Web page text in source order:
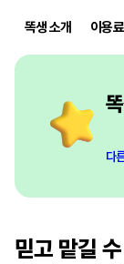
똑생 소개 이용
다
믿고 맡길